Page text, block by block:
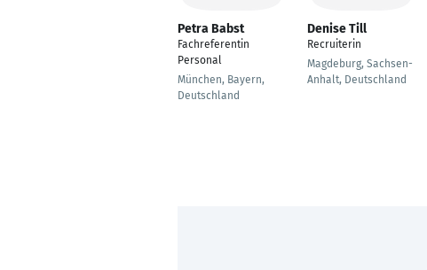
Petra Babst
Fachreferentin
Personal
München, Bayern,
Deutschland
Denise Till
Recruiterin
Magdeburg, Sachsen-
Anhalt, Deutschland